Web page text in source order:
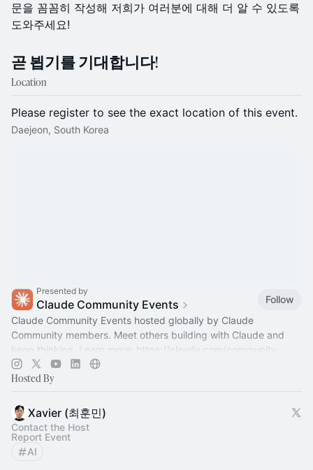
문을 꼼꼼히 작성해 저희가 여러분에 대해 더 알 수 있도록
도와주세요!
곧 뵙기를 기대합니다!
Location
Please register to see the exact location of this event.
Daejeon, South Korea
Presented by
Claude Community Events
Follow
Claude Community Events hosted globally by Claude
Community members. Meet others building with Claude and
keep thinking. Learn more: https://claude.com/community
Hosted By
Xavier (최훈민)
Contact the Host
Report Event
AI